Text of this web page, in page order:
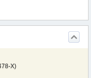
X)